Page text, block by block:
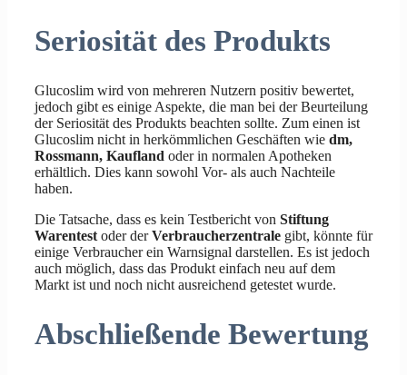
Seriosität des Produkts
Glucoslim wird von mehreren Nutzern positiv bewertet,
jedoch gibt es einige Aspekte, die man bei der Beurteilung
der Seriosität des Produkts beachten sollte. Zum einen ist
Glucoslim nicht in herkömmlichen Geschäften wie dm,
Rossmann, Kaufland oder in normalen Apotheken
erhältlich. Dies kann sowohl Vor- als auch Nachteile
haben.
Die Tatsache, dass es kein Testbericht von Stiftung
Warentest oder derVerbraucherzentrale gibt, könnte für
einige Verbraucher ein Warnsignal darstellen. Es ist jedoch
auch möglich, dass das Produkt einfach neu auf dem
Markt ist und noch nicht ausreichend getestet wurde.
Abschließende Bewertung